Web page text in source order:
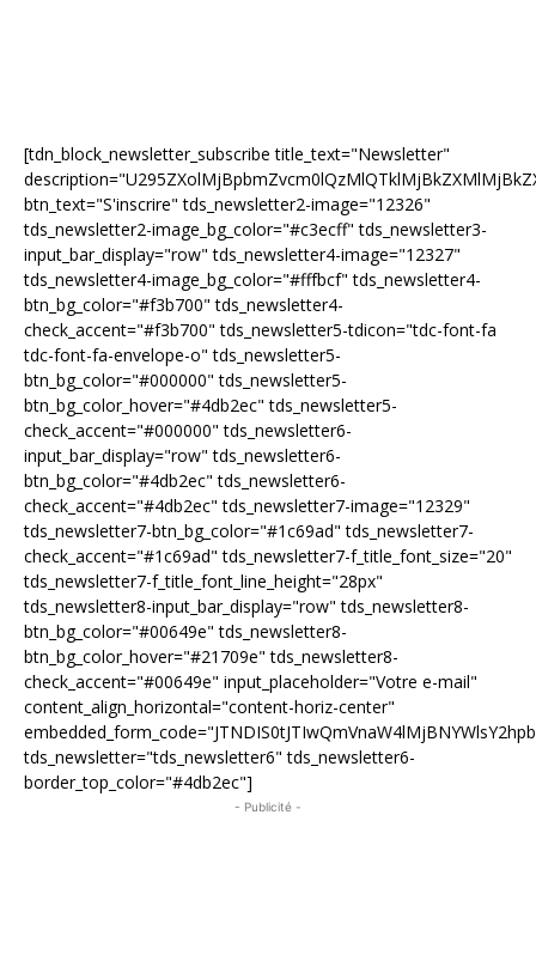
[tdn_block_newsletter_subscribe title_text="Newsletter"
btn_text="S'inscrire" tds_newsletter2-image="12326"
tds_newsletter2-image_bg_color="#c3ecff" tds_newsletter3-
input_bar_display="row" tds_newsletter4-image="12327"
tds_newsletter4-image_bg_color="#fffbcf" tds_newsletter4-
btn_bg_color="#f3b700" tds_newsletter4-
check_accent="#f3b700" tds_newsletter5-tdicon="tdc-font-fa
tdc-font-fa-envelope-o" tds_newsletter5-
btn_bg_color="#000000" tds_newsletter5-
btn_bg_color_hover="#4db2ec" tds_newsletter5-
check_accent="#000000" tds_newsletter6-
input_bar_display="row" tds_newsletter6-
btn_bg_color="#4db2ec" tds_newsletter6-
check_accent="#4db2ec" tds_newsletter7-image="12329"
tds_newsletter7-btn_bg_color="#1c69ad" tds_newsletter7-
check_accent="#1c69ad" tds_newsletter7-f_title_font_size="20"
tds_newsletter7-f_title_font_line_height="28px"
tds_newsletter8-input_bar_display="row" tds_newsletter8-
btn_bg_color="#00649e" tds_newsletter8-
btn_bg_color_hover="#21709e" tds_newsletter8-
check_accent="#00649e" input_placeholder="Votre e-mail"
content_align_horizontal="content-horiz-center"
tds_newsletter="tds_newsletter6" tds_newsletter6-
border_top_color="#4db2ec"]
- Publicité -